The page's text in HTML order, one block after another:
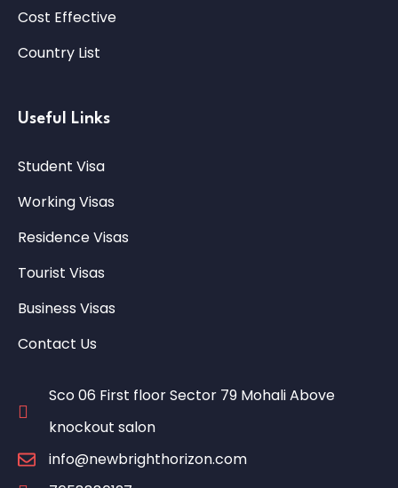
Cost Effective
Country List
Useful Links
Student Visa
Working Visas
Residence Visas
Tourist Visas
Business Visas
Contact Us
Sco 06 First floor Sector 79 Mohali Above
knockout salon
info@newbrighthorizon.com